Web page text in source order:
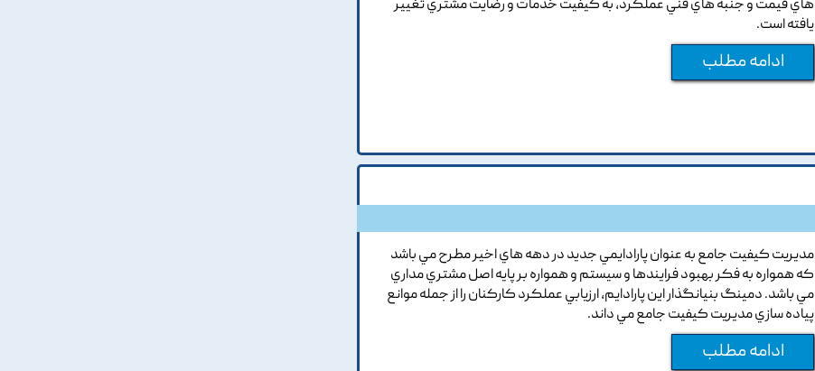
هاي قيمت و جنبه هاي فني عملکرد, به کيفيت خدمات و رضايت مشتري تغيير
يافته است.
ادامه مطلب
مديريت کيفيت جامع به عنوان پارادايمي جديد در دهه هاي اخير مطرح مي باشد
که همواره به فکر بهبود فرايندها و سيستم و همواره بر پايه اصل مشتري مداري
مي باشد. دمينگ بنيانگذار اين پارادايم, ارزيابي عملکرد کارکنان را از جمله موانع
پياده سازي مديريت کيفيت جامع مي داند.
ادامه مطلب